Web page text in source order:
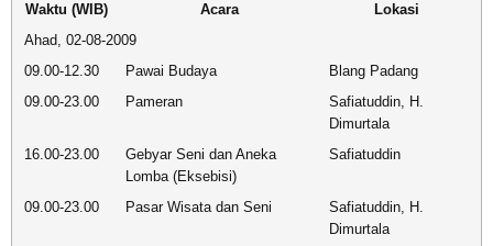
Waktu (WIB) Acara
Lokasi
Ahad, 02-08-2009
09.00-12.30
Pawai Budaya
Blang Padang
09.00-23.00
Pameran
Safiatuddin, H.
Dimurtala
16.00-23.00
Gebyar Seni dan Aneka
Lomba (Eksebisi)
Safiatuddin
09.00-23.00 Pasar Wisata dan Seni
Safiatuddin, H.
Dimurtala